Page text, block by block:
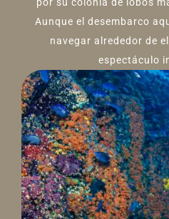
Aunque el desembarco
navegar alrededor de
espectáculo